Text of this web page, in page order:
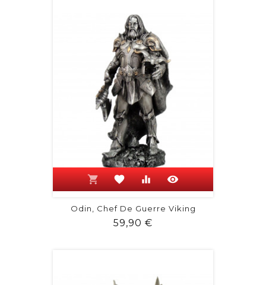
shopping_cart favorite equalizer visibility
Odin, Chef De Guerre Viking
59,90 €